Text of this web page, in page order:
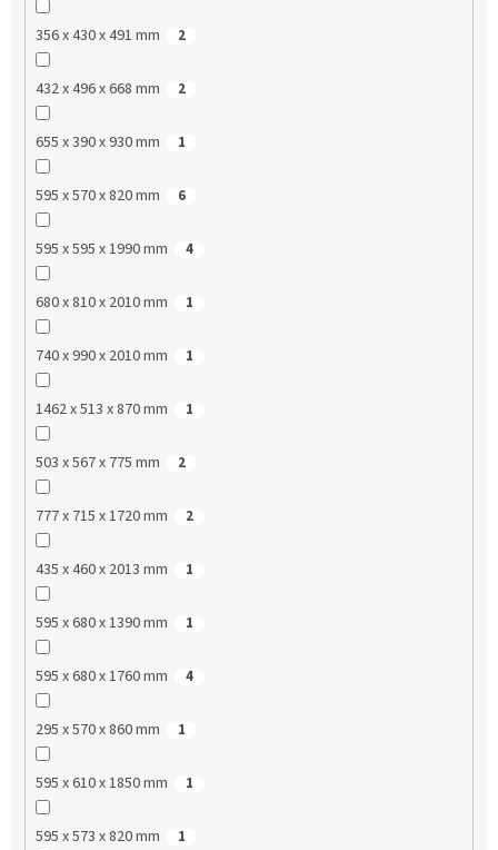
356 x 430 x 491 mm 2
432 x 496 x 668 mm 2
655 x 390 x 930 mm 1
595 x 570 x 820 mm 6
595 x 595 x 1990 mm 4
680 x 810 x 2010 mm 1
740 x 990 x 2010 mm 1
1462 x 513 x 870 mm 1
503 x 567 x 775 mm 2
777 x 715 x 1720 mm 2
435 x 460 x 2013 mm 1
595 x 680 x 1390 mm 1
595 x 680 x 1760 mm 4
295 x 570 x 860 mm 1
595 x 610 x 1850 mm 1
595 x 573 x 820 mm 1